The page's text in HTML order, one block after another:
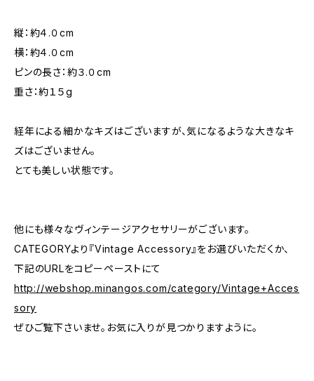
縦：約４.０cm
横：約４.０cm
ピンの長さ：約３.０cm
重さ：約１５g
経年による細かなキズはございますが、気になるような大きなキ
ズはございません。
とても美しい状態です。
他にも様々なヴィンテージアクセサリーがございます。
CATEGORYより『Vintage Accessory』をお選びいただくか、
下記のURLをコピーペーストにて
http://webshop.minangos.com/category/Vintage+Acces
sory
ぜひご覧下さいませ。お気に入りが見つかりますように。